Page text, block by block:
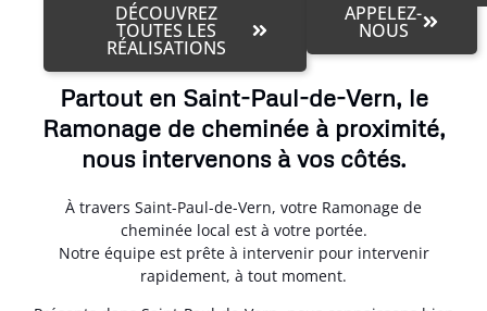
DÉCOUVREZ
TOUTES LES
RÉALISATIONS
APPELEZ-
NOUS
Partout en Saint-Paul-de-Vern, le
Ramonage de cheminée à proximité,
nous intervenons à vos côtés.
À travers Saint-Paul-de-Vern, votre Ramonage de
cheminée local est à votre portée.
Notre équipe est prête à intervenir pour intervenir
rapidement, à tout moment.